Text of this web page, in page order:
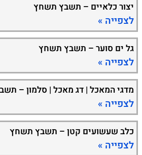
יצור כלאיים – תשבץ תשחץ
לצפייה »
גל ים סוער – תשבץ תשחץ
לצפייה »
מדגי המאכל | דג מאכל | סלמון –
לצפייה »
כלב שעשועים קטן – תשבץ תשחץ
לצפייה »